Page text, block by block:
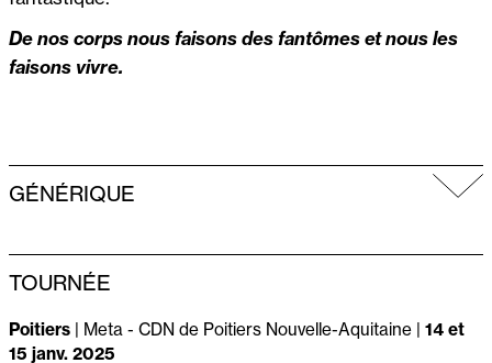
De nos corps nous faisons des fantômes et nous les
faisons vivre.
GÉNÉRIQUE
TOURNÉE
Poitiers | Meta - CDN de Poitiers Nouvelle-Aquitaine | 14 et
15 janv. 2025